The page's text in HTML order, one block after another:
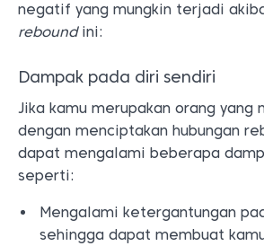
negatif yang mungkin terjadi
reboundini:
Dampak pada diri sendiri
Jika kamu merupakan orang yang
dengan menciptakan hubungan
dapat mengalami beberapa
seperti:
Mengalami ketergantungan
sehingga dapat membuat